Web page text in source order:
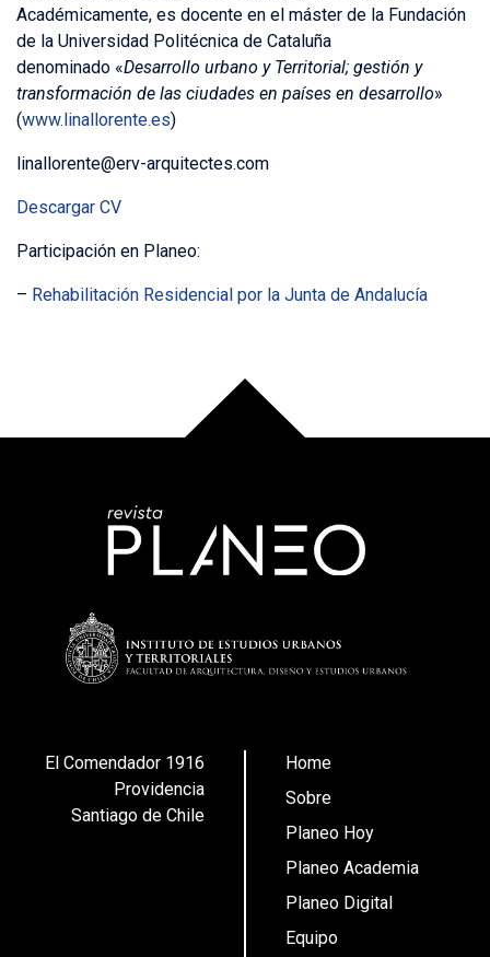
Académicamente, es docente en el máster de la Fundación
de la Universidad Politécnica de Cataluña
denominado «Desarrollo urbano y Territorial; gestión y
transformación de las ciudades en países en desarrollo»
(www.linallorente.es)
linallorente@erv-arquitectes.com
Descargar CV
Participación en Planeo:
– Rehabilitación Residencial por la Junta de Andalucía
El Comendador 1916
Providencia
Santiago de Chile
Home
Sobre
Planeo Hoy
Planeo Academia
Planeo Digital
Equipo